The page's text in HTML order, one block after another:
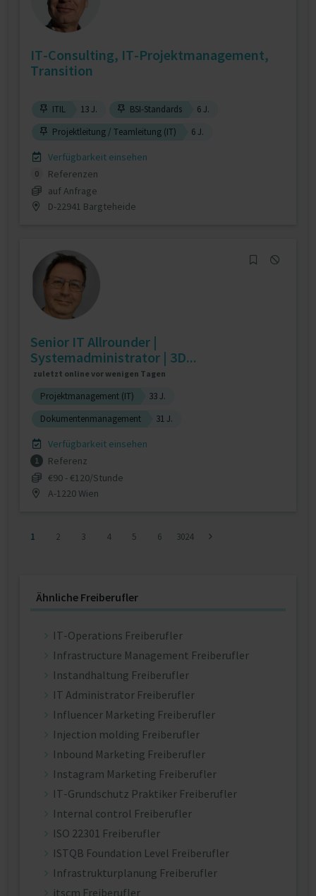
IT-Consulting, IT-Projektmanagement,
Transition
ITIL 13 J. BSI-Standards
6 J.
Projektleitung / Teamleitung (IT)
6 J.
Verfügbarkeit einsehen
0
Referenzen
auf Anfrage
D-22941 Bargteheide
Senior IT Allrounder |
Systemadministrator | 3D...
zuletzt online vor wenigen Tagen
Projektmanagement (IT)
33 J.
Dokumentenmanagement
31 J.
Verfügbarkeit einsehen
1
Referenz
€90 - €120/Stunde
A-1220 Wien
1 2 3 4 5 6 3024
Ähnliche Freiberufler
IT-Operations Freiberufler
Infrastructure Management Freiberufler
Instandhaltung Freiberufler
IT Administrator Freiberufler
Influencer Marketing Freiberufler
Injection molding Freiberufler
Inbound Marketing Freiberufler
Instagram Marketing Freiberufler
IT-Grundschutz Praktiker Freiberufler
Internal control Freiberufler
ISO 22301 Freiberufler
ISTQB Foundation Level Freiberufler
Infrastrukturplanung Freiberufler
itscm Freiberufler